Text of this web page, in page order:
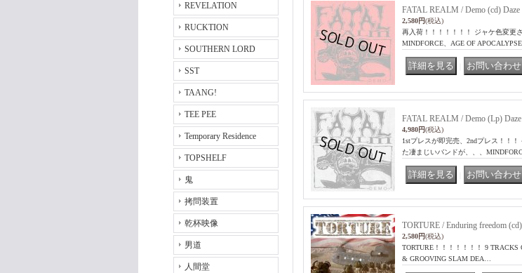
REVELATION
RUCKTION
SOUTHERN LORD
SST
TAANG!
TEE PEE
Temporary Residence
TOPSHELF
鬼
拷問装置
乾杯映像
男道
人間堂
FATAL REALM / Demo (cd) Daze
2,580円(税込)
再入荷！！！！！！！ ジャケ色変更
MINDFORCE、AGE OF
FATAL REALM / Demo (Lp) Daze
4,980円(税込)
1stプレスが即完売、2ndプレス！！
た凄まじいバンドが、、、
TORTURE / Enduring freedom
2,580円(税込)
TORTURE！！！！！！！ 9 TRACKS
& GROOVING SLAM DEA…